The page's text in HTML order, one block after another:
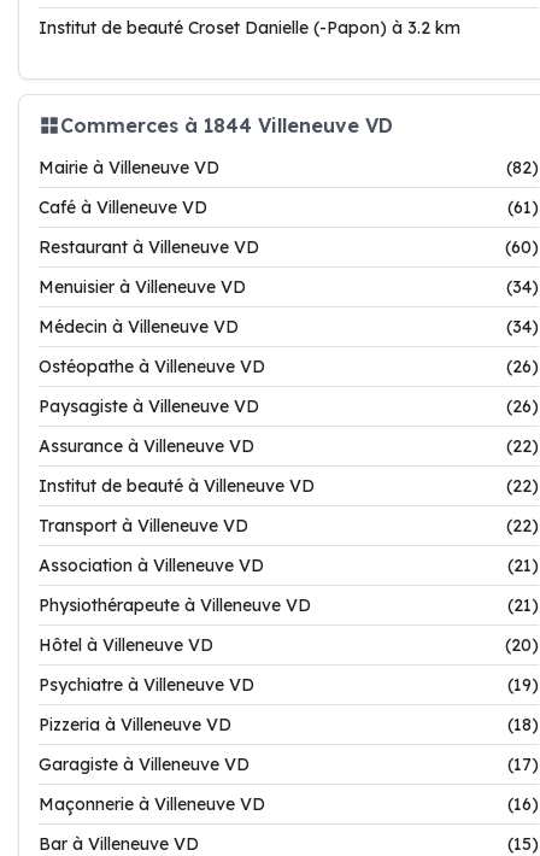
Institut de beauté Croset Danielle (-Papon) à 3.2 km
Commerces à 1844 Villeneuve VD
Mairie à Villeneuve VD
(82)
Café à Villeneuve VD
(61)
Restaurant à Villeneuve VD
(60)
Menuisier à Villeneuve VD
(34)
Médecin à Villeneuve VD
(34)
Ostéopathe à Villeneuve VD
(26)
Paysagiste à Villeneuve VD
(26)
Assurance à Villeneuve VD
(22)
Institut de beauté à Villeneuve VD
(22)
Transport à Villeneuve VD
(22)
Association à Villeneuve VD
(21)
Physiothérapeute à Villeneuve VD
(21)
Hôtel à Villeneuve VD
(20)
Psychiatre à Villeneuve VD
(19)
Pizzeria à Villeneuve VD
(18)
Garagiste à Villeneuve VD
(17)
Maçonnerie à Villeneuve VD
(16)
Bar à Villeneuve VD
(15)